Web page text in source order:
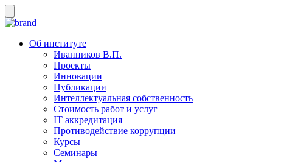
Об институте
Иванников В.П.
Проекты
Инновации
Публикации
Интеллектуальная собственность
Стоимость работ и услуг
IT аккредитация
Противодействие коррупции
Курсы
Семинары